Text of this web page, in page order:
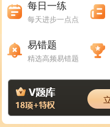
每日一练
每天进步一点点
易错题
精选高频易错题